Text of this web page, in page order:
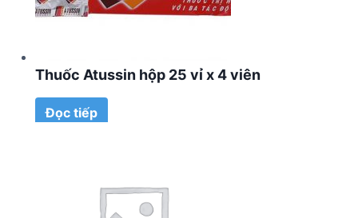
Thuốc Atussin hộp 25 vỉ x 4 viên
Đọc tiếp